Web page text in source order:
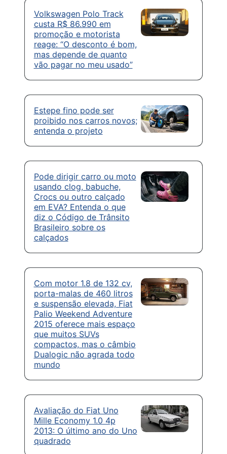
Volkswagen Polo Track
custa R$ 86.990 em
promoção e motorista
reage: “O desconto é bom,
mas depende de quanto
vão pagar no meu usado”
Estepe fino pode ser
proibido nos carros novos;
entenda o projeto
Pode dirigir carro ou moto
usando clog, babuche,
Crocs ou outro calçado
em EVA? Entenda o que
diz o Código de Trânsito
Brasileiro sobre os
calçados
Com motor 1.8 de 132 cv,
porta-malas de 460 litros
e suspensão elevada, Fiat
Palio Weekend Adventure
2015 oferece mais espaço
que muitos SUVs
compactos, mas o câmbio
Dualogic não agrada todo
mundo
Avaliação do Fiat Uno
Mille Economy 1.0 4p
2013: O último ano do Uno
quadrado